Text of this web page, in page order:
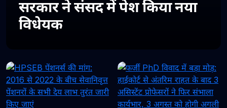
सरकार ने संसद में पेश किया नया
विधेयक